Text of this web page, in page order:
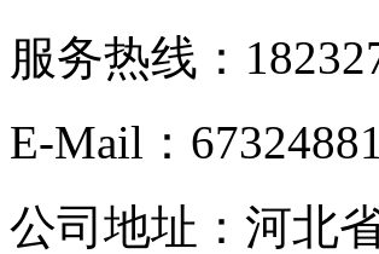
服务热线：
E-Mail：
公司地址：河北